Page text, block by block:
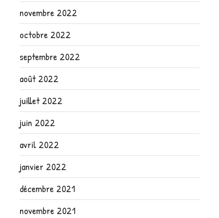
novembre 2022
octobre 2022
septembre 2022
août 2022
juillet 2022
juin 2022
avril 2022
janvier 2022
décembre 2021
novembre 2021